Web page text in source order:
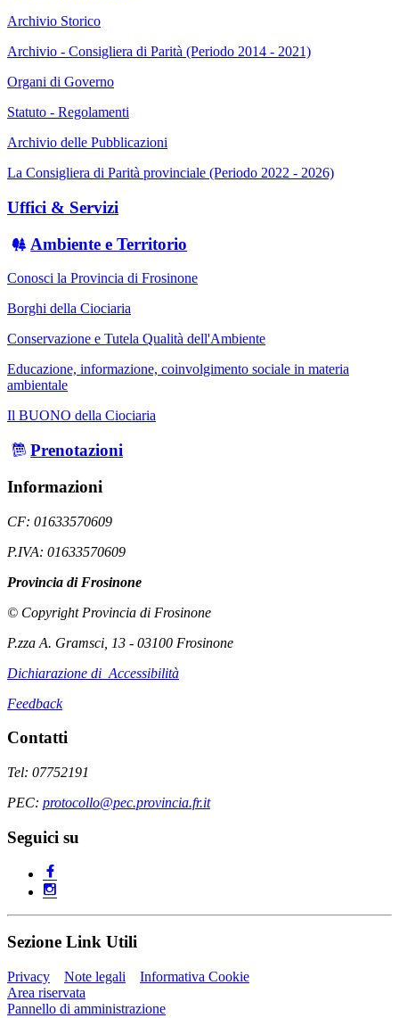
Archivio Storico
Archivio - Consigliera di Parità (Periodo 2014 - 2021)
Organi di Governo
Statuto - Regolamenti
Archivio delle Pubblicazioni
La Consigliera di Parità provinciale (Periodo 2022 - 2026)
Uffici & Servizi
Ambiente e Territorio
Conosci la Provincia di Frosinone
Borghi della Ciociaria
Conservazione e Tutela Qualità dell'Ambiente
Educazione, informazione, coinvolgimento sociale in materia
ambientale
Il BUONO della Ciociaria
Prenotazioni
Informazioni
CF: 01633570609
P.IVA: 01633570609
Provincia di Frosinone
© Copyright Provincia di Frosinone
P.zza A. Gramsci, 13 - 03100 Frosinone
Dichiarazione di Accessibilità
Feedback
Contatti
Tel: 07752191
PEC: protocollo@pec.provincia.fr.it
Seguici su
Sezione Link Utili
Privacy Note legali
Informativa Cookie
Area riservata
Pannello di amministrazione